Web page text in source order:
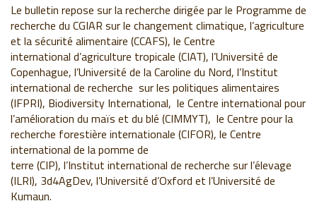
Le bulletin repose sur la recherche dirigée par le Programme de
recherche du CGIAR sur le changement climatique, l’agriculture
et la sécurité alimentaire (CCAFS), le Centre
international d’agriculture tropicale (CIAT), l’Université de
Copenhague, l’Université de la Caroline du Nord, l’Institut
international de recherche sur les politiques alimentaires
(IFPRI), Biodiversity International, le Centre international pour
l’amélioration du maïs et du blé (CIMMYT), le Centre pour la
recherche forestière internationale (CIFOR), le Centre
international de la pomme de
terre (CIP), l’Institut international de recherche sur l’élevage
(ILRI), 3d4AgDev, l’Université d’Oxford et l’Université de
Kumaun.